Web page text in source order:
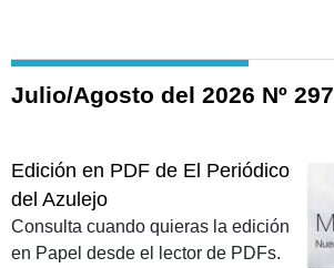
Julio/Agosto del 2026 Nº 297
Edición en PDF de El Periódico
del Azulejo
Consulta cuando quieras la edición
en Papel desde el lector de PDFs.